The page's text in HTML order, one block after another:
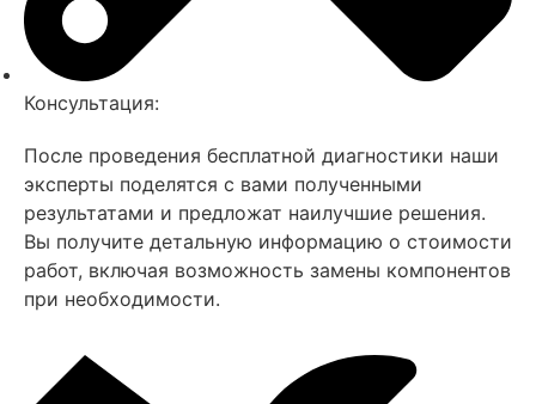
Консультация:
После проведения бесплатной диагностики наши
эксперты поделятся с вами полученными
результатами и предложат наилучшие решения.
Вы получите детальную информацию о стоимости
работ, включая возможность замены компонентов
при необходимости.